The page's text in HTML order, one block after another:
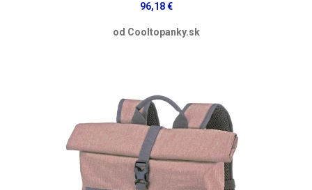
96,18 €
od Cooltopanky.sk